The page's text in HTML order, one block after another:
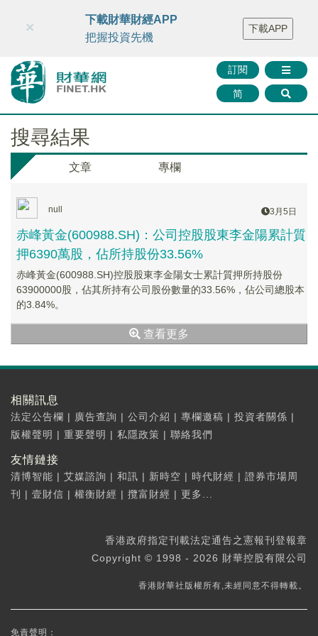
財華智庫網 FINTV FINMETA 財華證券 媒體矩陣
智庫沙龍
聯絡我們
訂閱
简
×
下載財華財經APP
把握投資先機
下載APP
搜尋結果
文章 專欄
null 3月5日
赤峰黃金(600988.SH)：公司控股股東李金陽累計質
押6390萬股，佔所持股份33.56%
赤峰黃金(600988.SH)控股股東李金陽女士累計質押所持股份
63900000股，佔其所持有公司股份數量的33.56%，佔公司總股本
的3.84%。
查看更多
相關訊息
法定公告欄 | 廣告查詢 | 公司介紹 | 專欄邀稿 | 投資者關係 |
版權聲明 | 重要聲明 | 私隱政策 | 聯絡我們
友情鏈接
清博智能 | 艾媒諮詢 | 和訊 | 新時空 | 時代財經 | 證券市場周
刊
| 壹財信 | 權衡財經 | 攬富財經 | 更多...
香港政府指定刊載法定通告之憲報刊登報章
Copyright © 1998 - 2026 財華控股有限公司
香港財華社版權所有,未經同意不得轉載。
免責聲明：